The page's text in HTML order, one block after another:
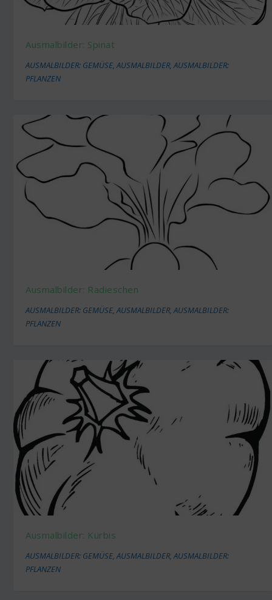
Ausmalbilder: Spinat
AUSMALBILDER: GEMÜSE,AUSMALBILDER,AUSMALBILDER:
PFLANZEN
Ausmalbilder: Radieschen
AUSMALBILDER: GEMÜSE,AUSMALBILDER,AUSMALBILDER:
PFLANZEN
Ausmalbilder: Kürbis
AUSMALBILDER: GEMÜSE ,AUSMALBILDER ,AUSMALBILDER:
PFLANZEN